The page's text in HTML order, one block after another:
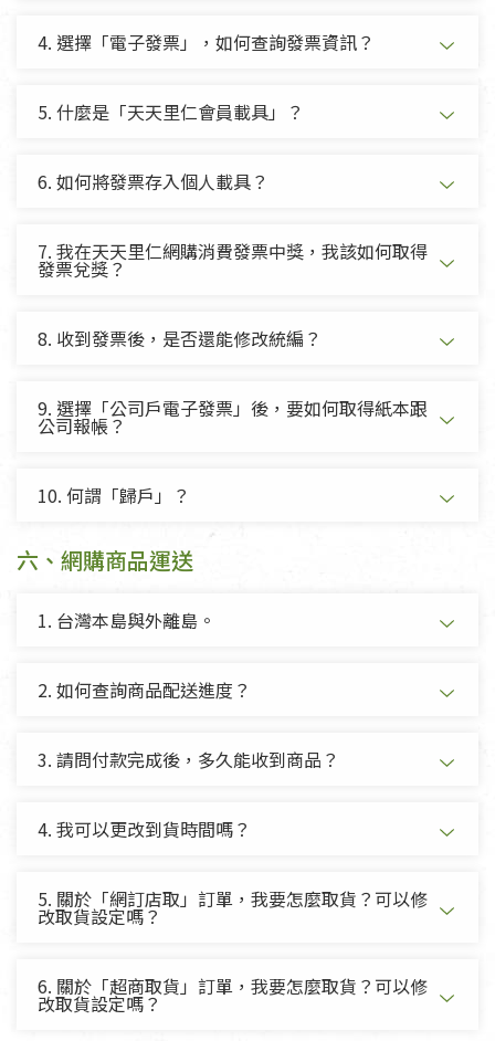
4. 選擇「電子發票」，如何查詢發票資訊？
5. 什麼是「天天里仁會員載具」？
6. 如何將發票存入個人載具？
7. 我在天天里仁網購消費發票中獎，我該如何取得
發票兌獎？
8. 收到發票後，是否還能修改統編？
9. 選擇「公司戶電子發票」後，要如何取得紙本跟
公司報帳？
10. 何謂「歸戶」？
六、網購商品運送
1. 台灣本島與外離島。
2. 如何查詢商品配送進度？
3. 請問付款完成後，多久能收到商品？
4. 我可以更改到貨時間嗎？
5. 關於「網訂店取」訂單，我要怎麼取貨？可以修
改取貨設定嗎？
6. 關於「超商取貨」訂單，我要怎麼取貨？可以修
改取貨設定嗎？